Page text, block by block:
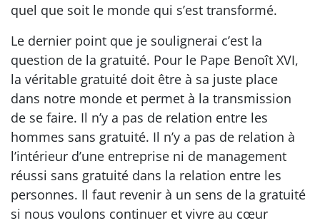
quel que soit le monde qui s’est transformé.
Le dernier point que je soulignerai c’est la
question de la gratuité. Pour le Pape Benoît XVI,
la véritable gratuité doit être à sa juste place
dans notre monde et permet à la transmission
de se faire. Il n’y a pas de relation entre les
hommes sans gratuité. Il n’y a pas de relation à
l’intérieur d’une entreprise ni de management
réussi sans gratuité dans la relation entre les
personnes. Il faut revenir à un sens de la gratuité
si nous voulons continuer et vivre au cœur